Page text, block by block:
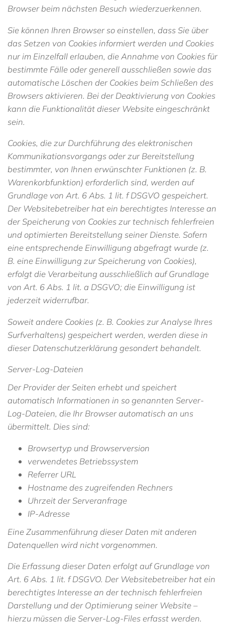
Browser beim nächsten Besuch wiederzuerkennen.
Sie können Ihren Browser so einstellen, dass Sie über
das Setzen von Cookies informiert werden und Cookies
nur im Einzelfall erlauben, die Annahme von Cookies für
bestimmte Fälle oder generell ausschließen sowie das
automatische Löschen der Cookies beim Schließen des
Browsers aktivieren. Bei der Deaktivierung von Cookies
kann die Funktionalität dieser Website eingeschränkt
sein.
Cookies, die zur Durchführung des elektronischen
Kommunikationsvorgangs oder zur Bereitstellung
bestimmter, von Ihnen erwünschter Funktionen (z. B.
Warenkorbfunktion) erforderlich sind, werden auf
Grundlage von Art. 6 Abs. 1 lit. f DSGVO gespeichert.
Der Websitebetreiber hat ein berechtigtes Interesse an
der Speicherung von Cookies zur technisch fehlerfreien
und optimierten Bereitstellung seiner Dienste. Sofern
eine entsprechende Einwilligung abgefragt wurde (z.
B. eine Einwilligung zur Speicherung von Cookies),
erfolgt die Verarbeitung ausschließlich auf Grundlage
von Art. 6 Abs. 1 lit. a DSGVO; die Einwilligung ist
jederzeit widerrufbar.
Soweit andere Cookies (z. B. Cookies zur Analyse Ihres
Surfverhaltens) gespeichert werden, werden diese in
dieser Datenschutzerklärung gesondert behandelt.
Server-Log-Dateien
Der Provider der Seiten erhebt und speichert
automatisch Informationen in so genannten Server-
Log-Dateien, die Ihr Browser automatisch an uns
übermittelt. Dies sind:
Browsertyp und Browserversion
verwendetes Betriebssystem
Referrer URL
Hostname des zugreifenden Rechners
Uhrzeit der Serveranfrage
IP-Adresse
Eine Zusammenführung dieser Daten mit anderen
Datenquellen wird nicht vorgenommen.
Die Erfassung dieser Daten erfolgt auf Grundlage von
Art. 6 Abs. 1 lit. f DSGVO. Der Websitebetreiber hat ein
berechtigtes Interesse an der technisch fehlerfreien
Darstellung und der Optimierung seiner Website –
hierzu müssen die Server-Log-Files erfasst werden.